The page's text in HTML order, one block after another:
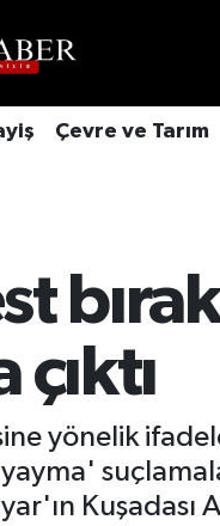
Çevre ve Tarım
yönelik